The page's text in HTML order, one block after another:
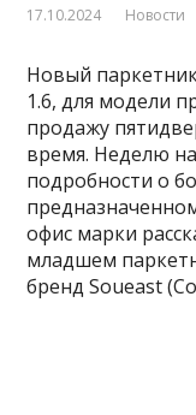
17.10.2024 Новости
Новый
1.6, для модели
продажу
время. Неделю
подробности о
офис марки
младшем
бренд Soueast